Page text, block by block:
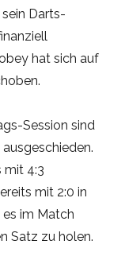
Darts-
hat sich auf
Session sind
mit 4:3
mit 2:0 in
es im Match
Satz zu holen.